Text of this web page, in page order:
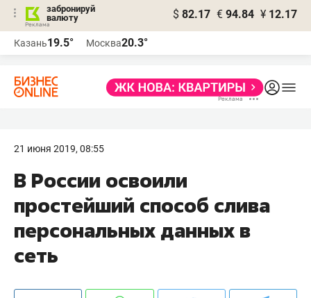
забронируй
валюту
$ 82.17 € 94.84 ¥ 12.17
Казань19.5° Москва20.3°
21 июня 2019, 08:55
В России освоили
простейший способ слива
персональных данных в
сеть